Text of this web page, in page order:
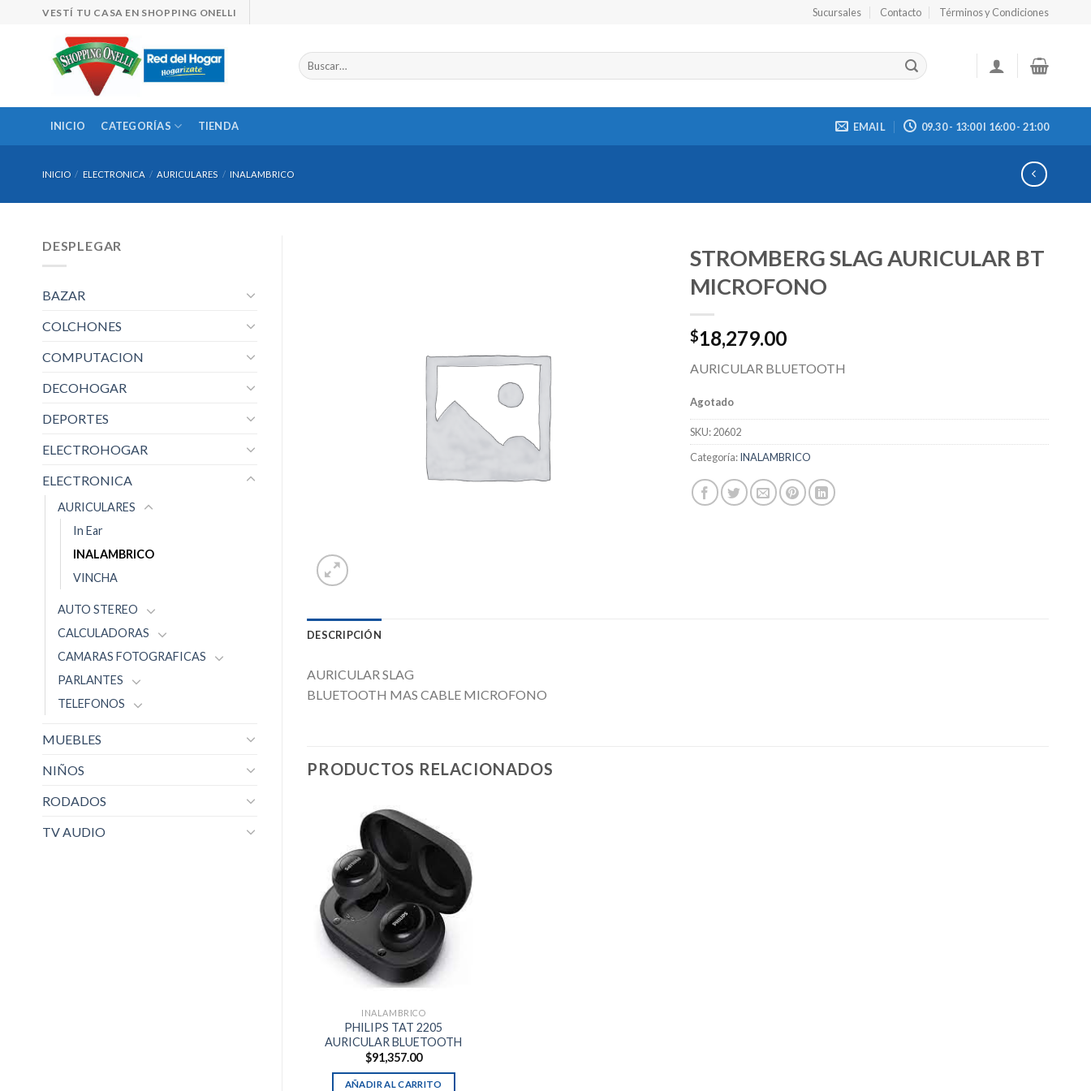
VESTÍ TU CASA EN SHOPPING ONELLI Sucursales Contacto Términos y Condiciones
Buscar
por:
INICIO CATEGORÍAS TIENDA EMAIL 09.30 - 13:00 I 16:00 - 21:00
INICIO / ELECTRONICA / AURICULARES / INALAMBRICO
DESPLEGAR
BAZAR
COLCHONES
COMPUTACION
DECOHOGAR
DEPORTES
ELECTROHOGAR
ELECTRONICA
AURICULARES
In Ear
INALAMBRICO
VINCHA
AUTO STEREO
CALCULADORAS
CAMARAS FOTOGRAFICAS
PARLANTES
TELEFONOS
MUEBLES
NIÑOS
RODADOS
TV AUDIO
STROMBERG SLAG AURICULAR BT
MICROFONO
$18,279.00
AURICULAR BLUETOOTH
Agotado
SKU:20602
Categoría:INALAMBRICO
DESCRIPCIÓN
AURICULAR SLAG
BLUETOOTH MAS CABLE MICROFONO
PRODUCTOS RELACIONADOS
INALAMBRICO
PHILIPS TAT 2205
AURICULAR BLUETOOTH
$91,357.00
AÑADIR AL CARRITO